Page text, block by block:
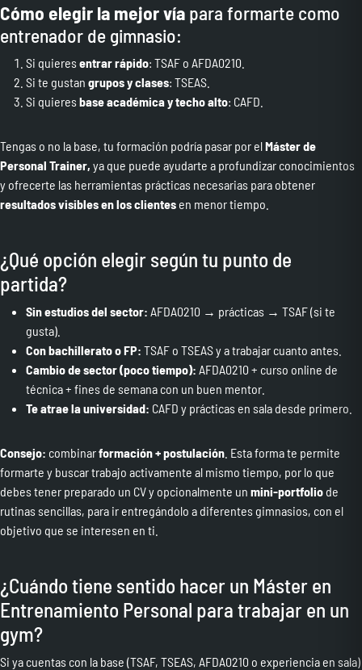
Cómo elegir la mejor vía para formarte como
entrenador de gimnasio:
Si quieresentrar rápido: TSAF o AFDA0210.
Si te gustan grupos y clases: TSEAS.
Si quieresbase académica y techo alto: CAFD.
Tengas o no la base, tu formación podría pasar por elMáster de
Personal Trainer, ya que puede ayudarte a profundizar conocimientos
y ofrecerte las herramientas prácticas necesarias para obtener
resultados visibles en los clientes en menor tiempo.
¿Qué opción elegir según tu punto de
partida?
Sin estudios del sector: AFDA0210 → prácticas → TSAF (si te
gusta).
Con bachillerato o FP: TSAF o TSEAS y a trabajar cuanto antes.
Cambio de sector (poco tiempo): AFDA0210 + curso online de
técnica + fines de semana con un buen mentor.
Te atrae la universidad: CAFD y prácticas en sala desde primero.
Consejo: combinarformación + postulación . Esta forma te permite
formarte y buscar trabajo activamente al mismo tiempo, por lo que
debes tener preparado un CV y opcionalmente un mini-portfoliode
rutinas sencillas, para ir entregándolo a diferentes gimnasios, con el
objetivo que se interesen en ti.
¿Cuándo tiene sentido hacer un Máster en
Entrenamiento Personal para trabajar en un
gym?
Si ya cuentas con la base (TSAF, TSEAS, AFDA0210 o experiencia en sala)